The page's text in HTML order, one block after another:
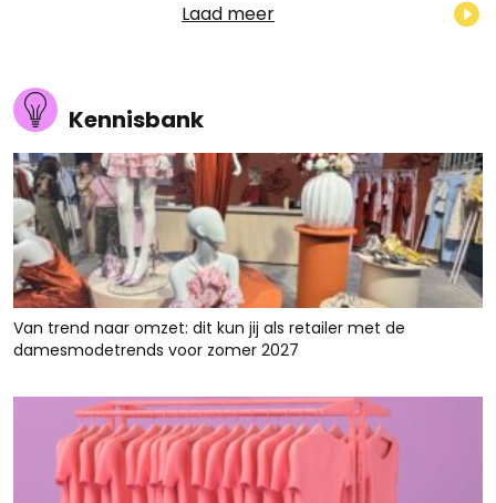
Laad meer
Kennisbank
Van trend naar omzet: dit kun jij als retailer met de
damesmodetrends voor zomer 2027